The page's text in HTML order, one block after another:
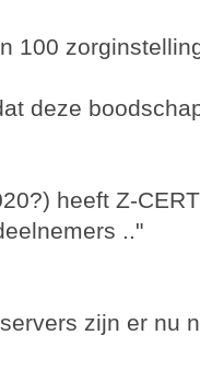
100
deze
heeft Z-
.."
zijn er nu